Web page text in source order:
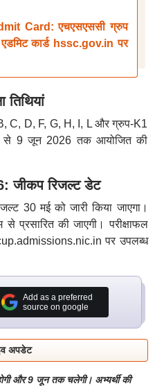
Card: एचएसएससी ग्रुप
एडमिट कार्ड hssc.gov.in पर
C, D, F, G, H, I, L और ग्रुप-K1
से 9 जून 2026 तक आयोजित की
जीकप रिजल्ट डेट
30 मई को जारी किया जाएगा।
प्रसारित की जाएगी। परीक्षाफल
पर उपलब्ध
Add as a preferred
source on google
अपडेट
और 9 जून तक चलेगी। अभ्यर्थी की